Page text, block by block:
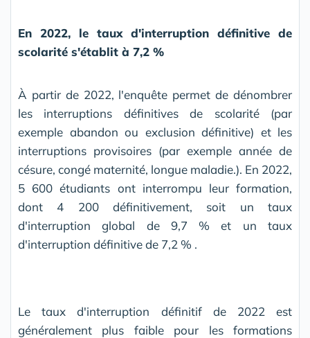
En 2022, le taux d'interruption définitive de
scolarité s'établit à 7,2 %
À partir de 2022, l'enquête permet de dénombrer
les interruptions définitives de scolarité (par
exemple abandon ou exclusion définitive) et les
interruptions provisoires (par exemple année de
césure, congé maternité, longue maladie.). En 2022,
5 600 étudiants ont interrompu leur formation,
dont 4 200 définitivement, soit un taux
d'interruption global de 9,7 % et un taux
d'interruption définitive de 7,2 % .
Le taux d'interruption définitif de 2022 est
généralement plus faible pour les formations